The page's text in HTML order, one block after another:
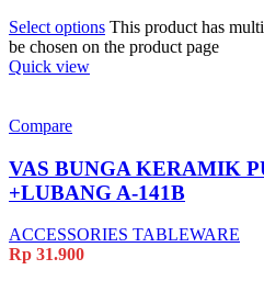
Select options This product has
be chosen on the product page
Quick view
Compare
VAS BUNGA KERAMIK
+LUBANG A-141B
ACCESSORIES TABLEWARE
Rp 31.900